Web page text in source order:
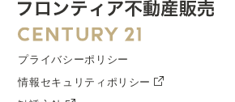
プライバシーポリシー
情報セキュリティポリシー